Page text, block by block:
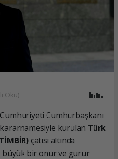
Oku)
Cumhurbaşkanı
kurulan Türk
çatısı altında
büyük bir onur ve gurur